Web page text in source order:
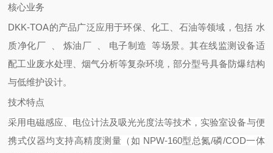
核心业务
DKK-TOA的产品广泛应用于环保、化工、石油等领域，包括 水
质净化厂 炼油厂 电子制造
等场景。其在线监测设备适
配工业废水处理、烟气分析等复杂环境，部分型号具备防爆结构
与低维护设计。 ‌
技术特点
采用电磁感应、电位计法及吸光光度法等技术，实验室设备与便
携式仪器均支持高精度测量（如 NPW-160型总氮/磷/COD一体